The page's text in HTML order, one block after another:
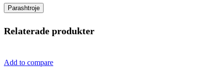
Relaterade produkter
Add to compare